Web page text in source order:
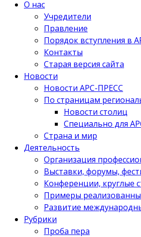
О нас
Учредители
Правление
Порядок вступления в
Контакты
Старая версия сайта
Новости
Новости АРС-ПРЕСС
По страницам
Новости столиц
Специально для
Страна и мир
Деятельность
Организация
Выставки, форумы,
Конференции, круглые
Примеры
Развитие
Рубрики
Проба пера